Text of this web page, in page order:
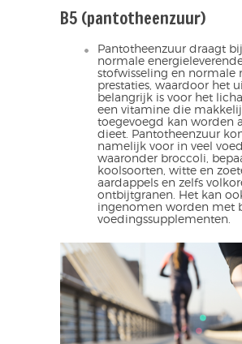
B5 (pantotheenzuur)
Pantotheenzuur draagt
normale
stofwisseling en normale
prestaties, waardoor het
belangrijk is voor het
een vitamine die
toegevoegd kan worden
dieet. Pantotheenzuur
namelijk voor in veel
waaronder broccoli,
koolsoorten, witte en
aardappels en zelfs
ontbijtgranen. Het kan
ingenomen worden met
voedingssupplementen.